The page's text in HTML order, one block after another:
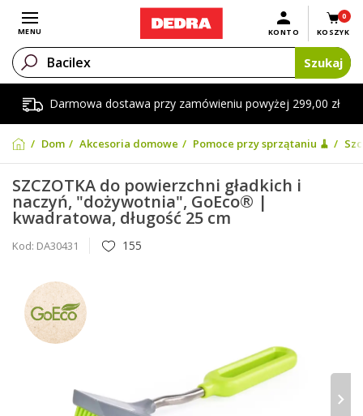
Darmowa dostawa przy zamówieniu powyżej 299,00 zł
Otwórz menu
MENU
0
KOSZYK
KONTO
Szukaj
Dom Akcesoria domowe Pomoce przy sprzątaniu 🧹
SZCZOTKA do powierzchni gładkich i
naczyń, "dożywotnia", GoEco® |
kwadratowa, długość 25 cm
Kod: DA30431 155
›